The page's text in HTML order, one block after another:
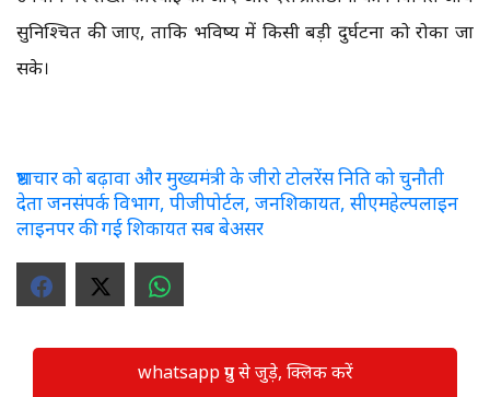
सुनिश्चित की जाए, ताकि भविष्य में किसी बड़ी दुर्घटना को रोका जा
सके।
भ्रष्टाचार को बढ़ावा और मुख्यमंत्री के जीरो टोलरेंस निति को चुनौती
देता जनसंपर्क विभाग, पीजीपोर्टल, जनशिकायत, सीएमहेल्पलाइन
लाइनपर की गई शिकायत सब बेअसर
whatsapp ग्रुप से जुड़े, क्लिक करें